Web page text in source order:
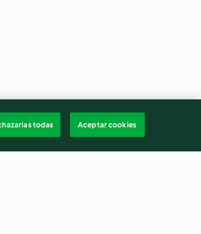
todas Aceptar cookies